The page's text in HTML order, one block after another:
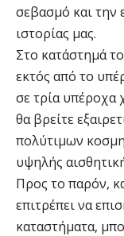
σεβασμό και την
ιστορίας μας.
Στο κατάστημά
εκτός από το
σε τρία υπέροχα
θα βρείτε
πολύτιμων
υψηλής
Προς το παρόν,
επιτρέπει να
καταστήματα,